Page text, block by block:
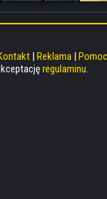
☆ Dynamic!”)
x Survivor”)
TV - Kiyoshi Hikawa
| Reklama| Pomoc
regulaminu.